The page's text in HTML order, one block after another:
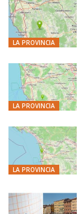
LA PROVINCIA
LA PROVINCIA
LA PROVINCIA